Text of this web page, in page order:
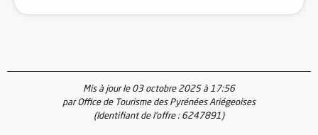
Mis à jour le 03 octobre 2025 à 17:56
par Office de Tourisme des Pyrénées Ariégeoises
(Identifiant de l'offre : 6247891 )